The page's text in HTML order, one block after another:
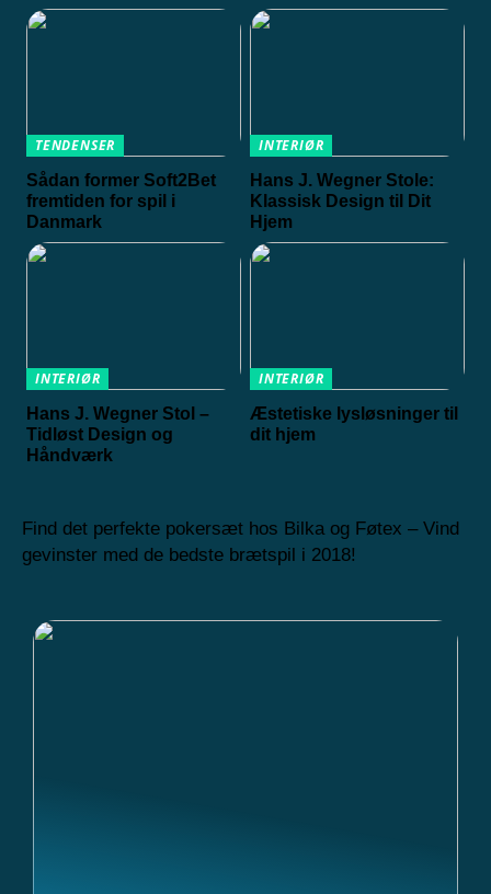
TENDENSER
Sådan former Soft2Bet
fremtiden for spil i
Danmark
INTERIØR
Hans J. Wegner Stole:
Klassisk Design til Dit
Hjem
INTERIØR
Hans J. Wegner Stol –
Tidløst Design og
Håndværk
INTERIØR
Æstetiske lysløsninger til
dit hjem
Find det perfekte pokersæt hos Bilka og Føtex – Vind
gevinster med de bedste brætspil i 2018!